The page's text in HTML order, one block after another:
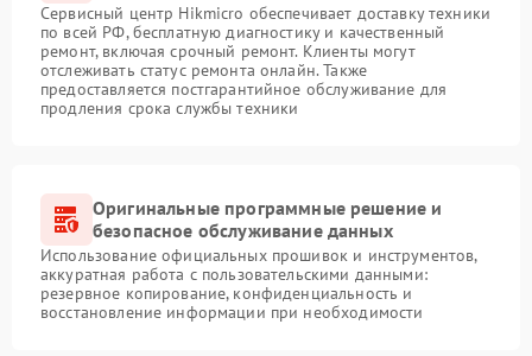
Сервисный центр Hikmicro обеспечивает доставку техники
по всей РФ, бесплатную диагностику и качественный
ремонт, включая срочный ремонт. Клиенты могут
отслеживать статус ремонта онлайн. Также
предоставляется постгарантийное обслуживание для
продления срока службы техники
Оригинальные программные решение и
безопасное обслуживание данных
Использование официальных прошивок и инструментов,
аккуратная работа с пользовательскими данными:
резервное копирование, конфиденциальность и
восстановление информации при необходимости